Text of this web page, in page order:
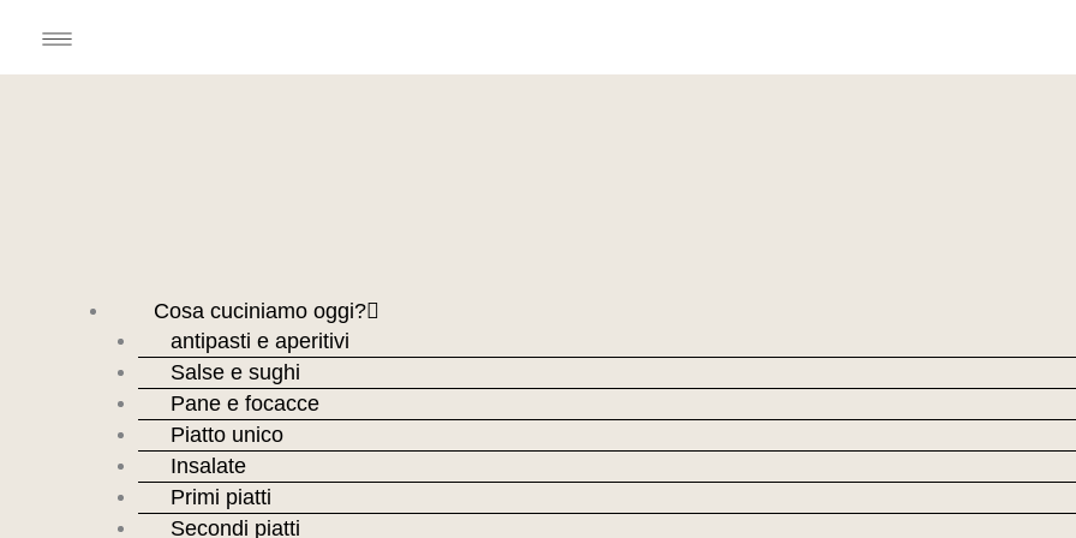
contenuto
Menu
Cosa cuciniamo oggi?
antipasti e aperitivi
Salse e sughi
Pane e focacce
Piatto unico
Insalate
Primi piatti
Secondi piatti